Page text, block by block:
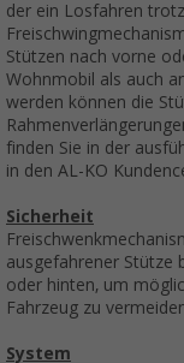
der ein Losfahren
Stützen nach vorne
Wohnmobil als auch
werden können die
finden Sie in der
in den AL-KO
Sicherheit
ausgefahrener Stütze
oder hinten, um
Fahrzeug zu
System